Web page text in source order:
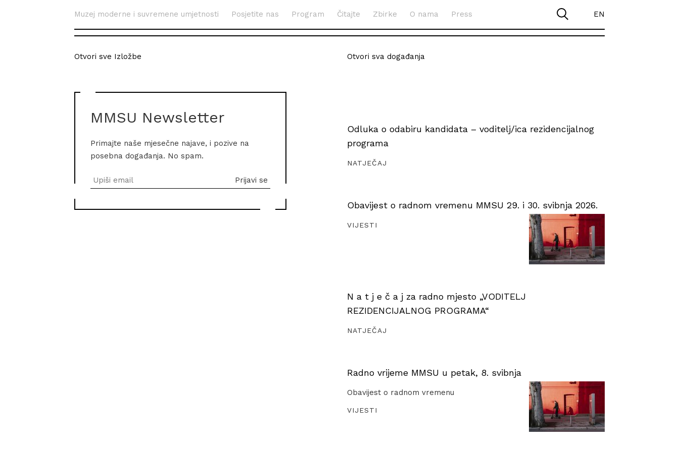
Muzej moderne i suvremene umjetnosti Posjetite nas Program Čitajte Zbirke O nama Press EN
Otvori sve Izložbe
MMSU Newsletter
Primajte naše mjesečne najave, i pozive na
posebna događanja. No spam.
Otvori sva događanja
Odluka o odabiru kandidata – voditelj/ica rezidencijalnog
programa
NATJEČAJ
Obavijest o radnom vremenu MMSU 29. i 30. svibnja 2026.
VIJESTI
N a t j e č a j za radno mjesto „VODITELJ
REZIDENCIJALNOG PROGRAMA“
NATJEČAJ
Radno vrijeme MMSU u petak, 8. svibnja
Obavijest o radnom vremenu
VIJESTI